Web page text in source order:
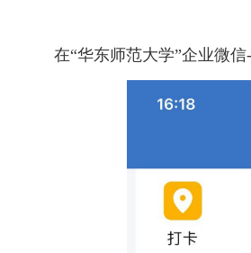
在“华东师范大学”企业微信-